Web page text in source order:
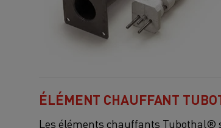
ÉLÉMENT CHAUFFANT
Les éléments chauffants Tubothal®